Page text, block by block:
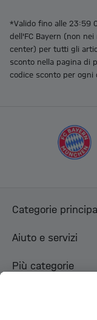
*Valido fino alle 23:59
dell'FC Bayern (non nei
center) per tutti gli
sconto nella pagina di
codice sconto per ogni
Categorie
Aiuto e servizi
Più categorie